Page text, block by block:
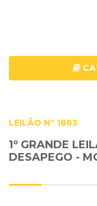
LEILÃO Nº 1863
1º GRANDE
DESAPEGO -